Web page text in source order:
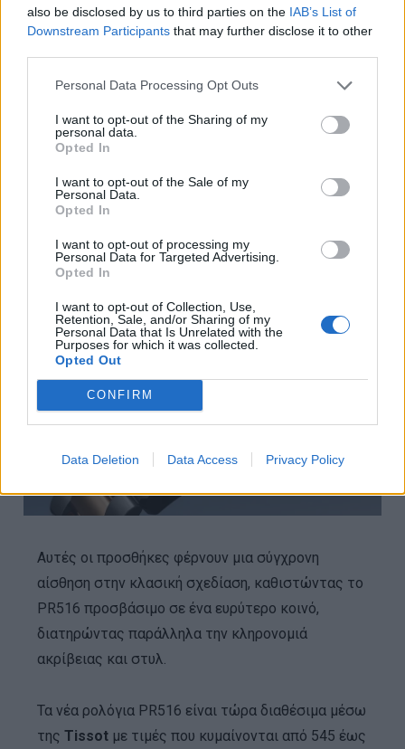
also be disclosed by us to third parties on the IAB’s List of
Downstream Participants that may further disclose it to other
Personal Data Processing Opt Outs
I want to opt-out of the Sharing of my
personal data.
Opted In
I want to opt-out of the Sale of my
Personal Data.
Opted In
I want to opt-out of processing my
Personal Data for Targeted Advertising.
Opted In
I want to opt-out of Collection, Use,
Retention, Sale, and/or Sharing of my
Personal Data that Is Unrelated with the
Purposes for which it was collected.
Opted Out
CONFIRM
Data Deletion Data Access Privacy Policy
Τέλος, υπάρχουν οι εκδόσεις χαλαζία του PR516,
οι οποίες έχουν ανανεωμένη εμφάνιση και είναι
ιδανικές για όσους ψάχνουςν ένα ρολόι τόσο
αδυσώπητο όσο οι επιδιώξεις τους.
Αυτές οι προσθήκες φέρνουν μια σύγχρονη
αίσθηση στην κλασική σχεδίαση, καθιστώντας το
PR516 προσβάσιμο σε ένα ευρύτερο κοινό,
διατηρώντας παράλληλα την κληρονομιά
ακρίβειας και στυλ.
Τα νέα ρολόγια PR516 είναι τώρα διαθέσιμα μέσω
της Tissotμε τιμές που κυμαίνονται από 545 έως